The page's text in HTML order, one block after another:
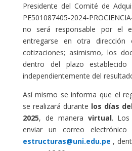
Presidente del Comité de
PE501087405-2024-
no será responsable por el
entregarse en otra
cotizaciones; asimismo, los
dentro del plazo
independientemente del
Así mismo se informa que el
se realizará durante los días
2025, de manera virtual. Los
enviar un correo
estructuras@uni.edu.pe ,